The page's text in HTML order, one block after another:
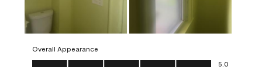
Overall Appearance
Overall Appearance, 5.0 out of 5
5.0